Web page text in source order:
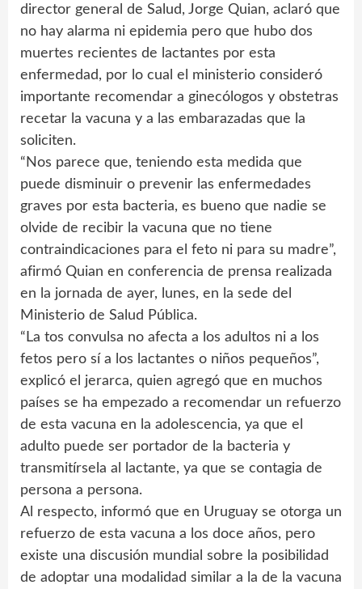
director general de Salud, Jorge Quian, aclaró que
no hay alarma ni epidemia pero que hubo dos
muertes recientes de lactantes por esta
enfermedad, por lo cual el ministerio consideró
importante recomendar a ginecólogos y obstetras
recetar la vacuna y a las embarazadas que la
soliciten.
“Nos parece que, teniendo esta medida que
puede disminuir o prevenir las enfermedades
graves por esta bacteria, es bueno que nadie se
olvide de recibir la vacuna que no tiene
contraindicaciones para el feto ni para su madre”,
afirmó Quian en conferencia de prensa realizada
en la jornada de ayer, lunes, en la sede del
Ministerio de Salud Pública.
“La tos convulsa no afecta a los adultos ni a los
fetos pero sí a los lactantes o niños pequeños”,
explicó el jerarca, quien agregó que en muchos
países se ha empezado a recomendar un refuerzo
de esta vacuna en la adolescencia, ya que el
adulto puede ser portador de la bacteria y
transmitírsela al lactante, ya que se contagia de
persona a persona.
Al respecto, informó que en Uruguay se otorga un
refuerzo de esta vacuna a los doce años, pero
existe una discusión mundial sobre la posibilidad
de adoptar una modalidad similar a la de la vacuna